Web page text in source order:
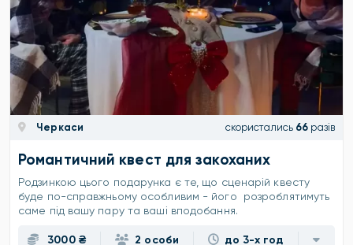
Черкаси скористались 66 разів
Романтичний квест для закоханих
Родзинкою цього подарунка є те, що сценарій квесту
буде по-справжньому особливим - його розроблятимуть
саме під вашу пару та ваші вподобання.
3000 ₴ 2 особи до 3-х год